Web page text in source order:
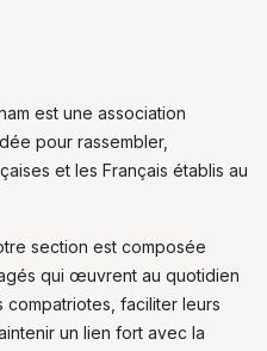
est une association
pour rassembler,
et les Français établis au
section est composée
qui œuvrent au quotidien
faciliter leurs
un lien fort avec la